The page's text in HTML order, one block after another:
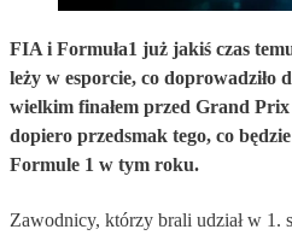
FIA i Formuła1 już jakiś czas
leży w esporcie, co doprowadziło
wielkim finałem przed Grand
dopiero przedsmak tego, co
Formule 1 w tym roku.
Zawodnicy, którzy brali udział w 1.